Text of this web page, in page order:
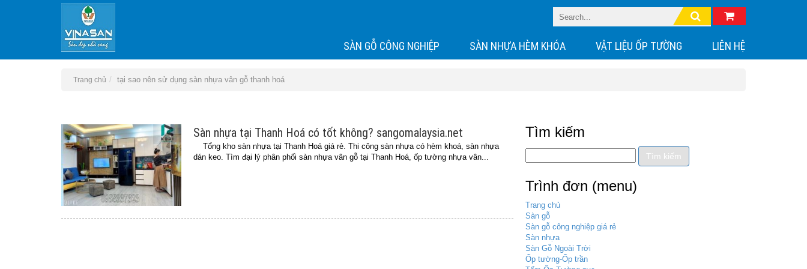
SÀN GỖ CÔNG NGHIỆP SÀN NHỰA HÈM KHÓA VẬT LIỆU ỐP TƯỜNG LIÊN HỆ
Trang chủ tại sao nên sử dụng sàn nhựa vân gỗ thanh hoá
Sàn nhựa tại Thanh Hoá có tốt không? sangomalaysia.net
Tổng kho sàn nhựa tại Thanh Hoá giá rẻ. Thi công sàn nhựa có hèm khoá, sàn nhựa
dán keo. Tìm đại lý phân phối sàn nhựa vân gỗ tại Thanh Hoá, ốp tường nhựa vân...
Tìm kiếm
Trình đơn (menu)
Trang chủ
Sàn gỗ
Sàn gỗ công nghiệp giá rẻ
Sàn nhựa
Sàn Gỗ Ngoài Trời
Ốp tường-Ốp trần